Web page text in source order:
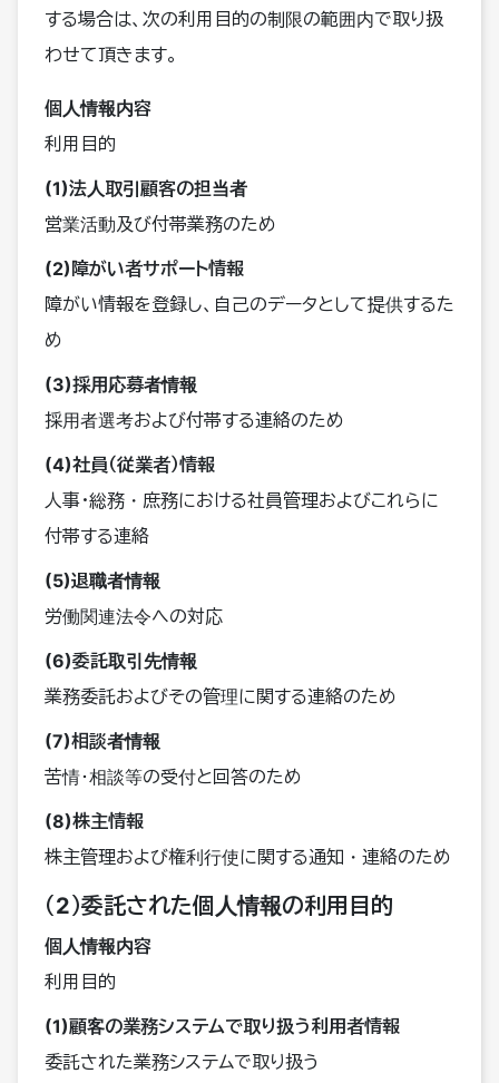
する場合は、次の利用目的の制限の範囲内で取り扱
わせて頂きます。
個人情報内容
利用目的
(1)法人取引顧客の担当者
営業活動及び付帯業務のため
(2)障がい者サポート情報
障がい情報を登録し、自己のデータとして提供するた
め
(3)採用応募者情報
採用者選考および付帯する連絡のため
(4)社員（従業者）情報
人事･総務・庶務における社員管理およびこれらに
付帯する連絡
(5)退職者情報
労働関連法令への対応
(6)委託取引先情報
業務委託およびその管理に関する連絡のため
(7)相談者情報
苦情･相談等の受付と回答のため
(8)株主情報
株主管理および権利行使に関する通知・連絡のため
（2）委託された個人情報の利用目的
個人情報内容
利用目的
(1)顧客の業務システムで取り扱う利用者情報
委託された業務システムで取り扱う